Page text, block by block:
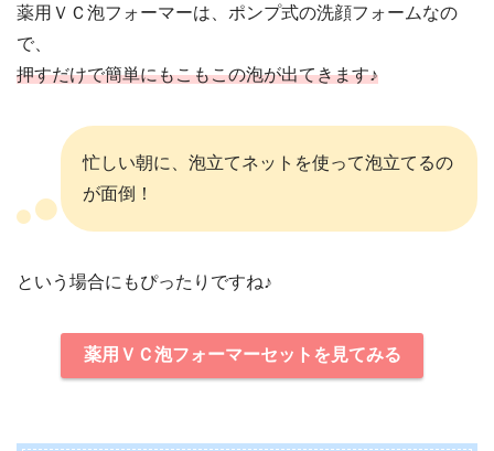
薬用ＶＣ泡フォーマーは、ポンプ式の洗顔フォームなの
で、
押すだけで簡単にもこもこの泡が出てきます♪
忙しい朝に、泡立てネットを使って泡立てるの
が面倒！
という場合にもぴったりですね♪
薬用ＶＣ泡フォーマーセットを見てみる